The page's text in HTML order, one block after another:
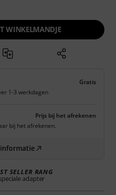
WINKELMANDJE
Gratis
1-3 werkdagen
Prijs bij het afrekenen
bij het afrekenen.
SELLER RANG
adapter